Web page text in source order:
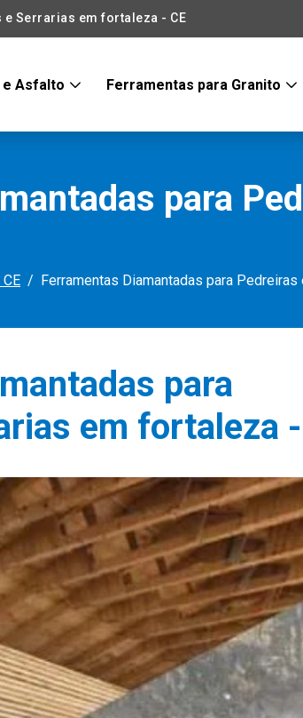
Serrarias em fortaleza - CE
Asfalto Ferramentas para Granito
para
Ferramentas Diamantadas para
para
em fortaleza